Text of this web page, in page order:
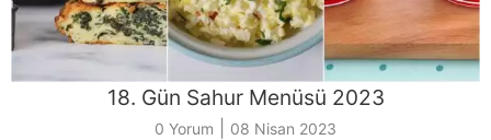
18. Gün Sahur Menüsü 2023
0 Yorum 08 Nisan 2023